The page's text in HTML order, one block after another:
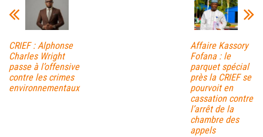
CRIEF : Alphonse
Charles Wright
passe à l’offensive
contre les crimes
environnementaux
Affaire Kassory
Fofana : le
parquet spécial
près la CRIEF se
pourvoit en
cassation contre
l’arrêt de la
chambre des
appels